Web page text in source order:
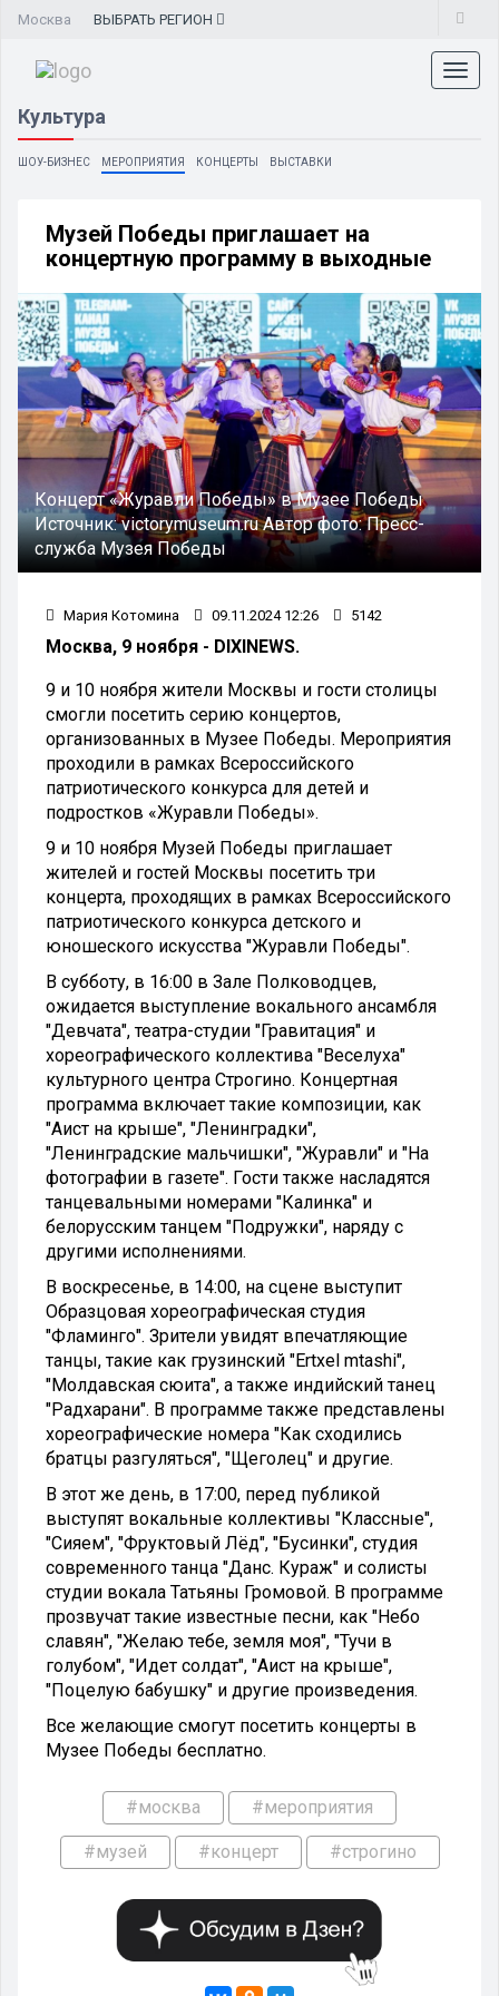
Москва ВЫБРАТЬ РЕГИОН
Культура
ШОУ-БИЗНЕС МЕРОПРИЯТИЯ КОНЦЕРТЫ ВЫСТАВКИ
Музей Победы приглашает на
концертную программу в выходные
Концерт «Журавли Победы» в Музее Победы
Источник:victorymuseum.ruАвтор фото:Пресс-
служба Музея Победы
Мария Котомина 09.11.2024 12:26 5142
Москва, 9 ноября - DIXINEWS.
9 и 10 ноября жители Москвы и гости столицы
смогли посетить серию концертов,
организованных в Музее Победы. Мероприятия
проходили в рамках Всероссийского
патриотического конкурса для детей и
подростков «Журавли Победы».
9 и 10 ноября Музей Победы приглашает
жителей и гостей Москвы посетить три
концерта, проходящих в рамках Всероссийского
патриотического конкурса детского и
юношеского искусства "Журавли Победы".
В субботу, в 16:00 в Зале Полководцев,
ожидается выступление вокального ансамбля
"Девчата", театра-студии "Гравитация" и
хореографического коллектива "Веселуха"
культурного центра Строгино. Концертная
программа включает такие композиции, как
"Аист на крыше", "Ленинградки",
"Ленинградские мальчишки", "Журавли" и "На
фотографии в газете". Гости также насладятся
танцевальными номерами "Калинка" и
белорусским танцем "Подружки", наряду с
другими исполнениями.
В воскресенье, в 14:00, на сцене выступит
Образцовая хореографическая студия
"Фламинго". Зрители увидят впечатляющие
танцы, такие как грузинский "Ertxel mtashi",
"Молдавская сюита", а также индийский танец
"Радхарани". В программе также представлены
хореографические номера "Как сходились
братцы разгуляться", "Щеголец" и другие.
В этот же день, в 17:00, перед публикой
выступят вокальные коллективы "Классные",
"Сияем", "Фруктовый Лёд", "Бусинки", студия
современного танца "Данс. Кураж" и солисты
студии вокала Татьяны Громовой. В программе
прозвучат такие известные песни, как "Небо
славян", "Желаю тебе, земля моя", "Тучи в
голубом", "Идет солдат", "Аист на крыше",
"Поцелую бабушку" и другие произведения.
Все желающие смогут посетить концерты в
Музее Победы бесплатно.
#москва #мероприятия
#музей #концерт #строгино